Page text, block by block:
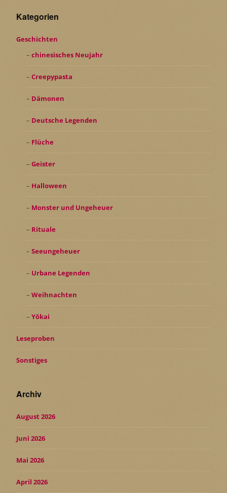
Kategorien
Geschichten
chinesisches Neujahr
Creepypasta
Dämonen
Deutsche Legenden
Flüche
Geister
Halloween
Monster und Ungeheuer
Rituale
Seeungeheuer
Urbane Legenden
Weihnachten
Yōkai
Leseproben
Sonstiges
Archiv
August 2026
Juni 2026
Mai 2026
April 2026